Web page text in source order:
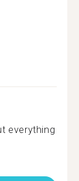
everything